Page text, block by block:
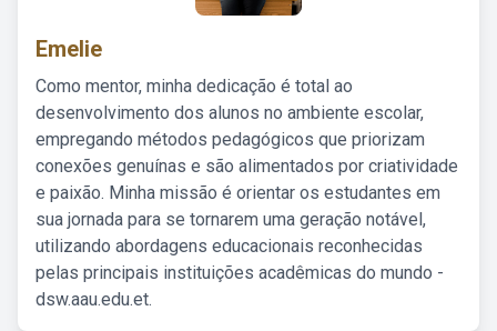
Emelie
Como mentor, minha dedicação é total ao
desenvolvimento dos alunos no ambiente escolar,
empregando métodos pedagógicos que priorizam
conexões genuínas e são alimentados por criatividade
e paixão. Minha missão é orientar os estudantes em
sua jornada para se tornarem uma geração notável,
utilizando abordagens educacionais reconhecidas
pelas principais instituições acadêmicas do mundo -
dsw.aau.edu.et.